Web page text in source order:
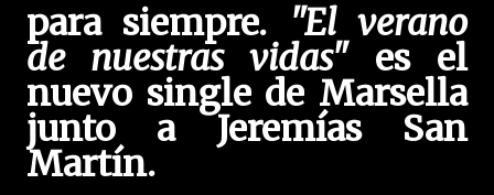
para siempre. "El verano
de nuestras vidas"es el
nuevo single de Marsella
junto a Jeremías San
Martín.